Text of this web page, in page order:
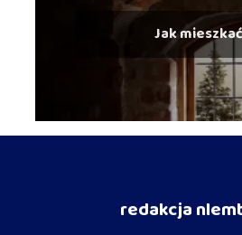
Jak
redakcja